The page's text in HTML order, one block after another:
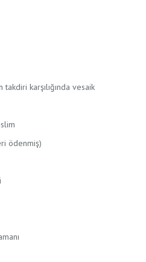
takdiri karşılığında vesaik
ödenmiş)